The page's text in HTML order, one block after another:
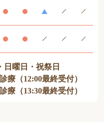
日曜日・祝祭日
療（12:00最終受付）
療（13:30最終受付）